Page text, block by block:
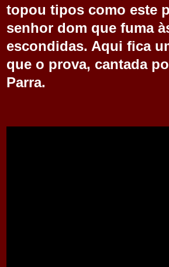
topou tipos como este
senhor dom que fuma
escondidas. Aqui fica
que o prova, cantada
Parra.